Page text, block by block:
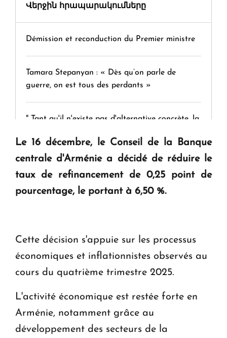
Վերջին հրապարակումները
Démission et reconduction du Premier ministre
Tamara Stepanyan : « Dès qu’on parle de
guerre, on est tous des perdants »
" Tant qu'il n'existe pas d'alternative concrète, la
en Arménie
Le 16 décembre, le Conseil de la Banque
centrale d'Arménie a décidé de réduire le
taux de refinancement de 0,25 point de
pourcentage, le portant à 6,50 %.
Cette décision s'appuie sur les processus
économiques et inflationnistes observés au
cours du quatrième trimestre 2025.
L'activité économique est restée forte en
Arménie, notamment grâce au
développement des secteurs de la